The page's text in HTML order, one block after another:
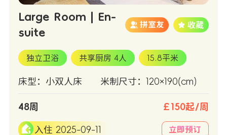
Large Room | En-
suite
拼室友
独立卫浴 共享厨房 4人 15.8平米
床型：小双人床 米制尺寸：120×190(cm)
48周 ￡150起/周
入住 2025-09-11 立即预订